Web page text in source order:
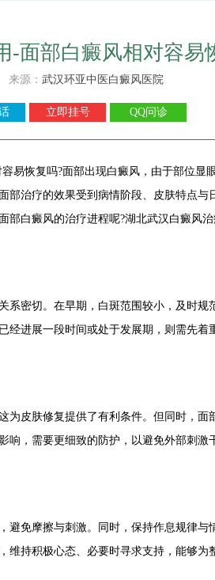
1
-面部白癜风相对容易
来源： 武汉环亚中医白癜风医院
立即挂号 QQ问诊
恢复吗?面部出现白癜风，由于部位显
部治疗的效果受到病情阶段、皮肤特点与
部白癜风的治疗进程呢?湖北武汉白癜风
密切。在早期，白斑范围较小，及时规
经进展一段时间或处于发展期，则需先着
皮肤修复提供了有利条件。但同时，面
响，需要更细致的防护，以避免外部刺激
免摩擦与刺激。同时，保持作息规律与
维持积极心态、必要时寻求支持，能够为